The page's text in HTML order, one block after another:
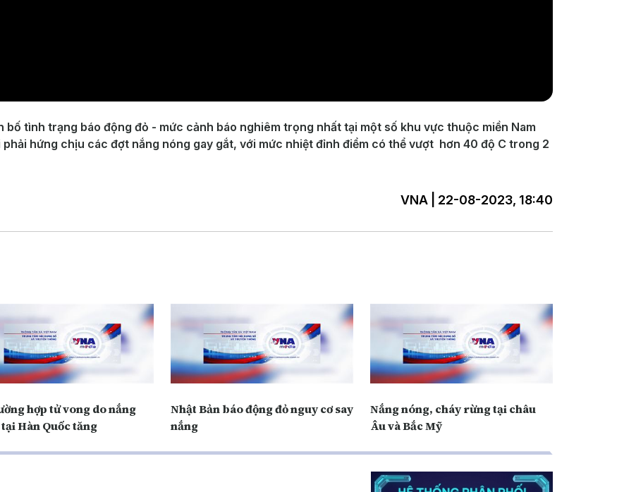
bố tình trạng báo động đỏ - mức cảnh báo nghiêm trọng nhất tại một số khu vực thuộc miền Nam
hứng chịu các đợt nắng nóng gay gắt, với mức nhiệt đỉnh điểm có thể vượt hơn 40 độ C trong 2
VNA | 22-08-2023, 18:40
hợp tử vong do nắng
Hàn Quốc tăng
Nhật Bản báo động đỏ nguy cơ say
nắng
Nắng nóng, cháy rừng tại châu
Âu và Bắc Mỹ